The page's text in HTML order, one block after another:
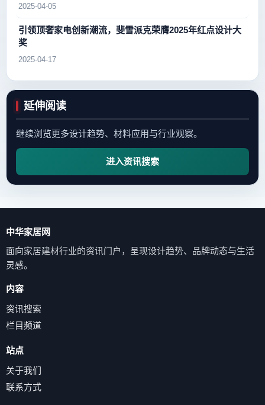
2025-04-05
引领顶奢家电创新潮流，斐雪派克荣膺2025年红点设计大
奖
2025-04-17
延伸阅读
继续浏览更多设计趋势、材料应用与行业观察。
进入资讯搜索
中华家居网
面向家居建材行业的资讯门户，呈现设计趋势、品牌动态与生活
灵感。
内容
资讯搜索
栏目频道
站点
关于我们
联系方式